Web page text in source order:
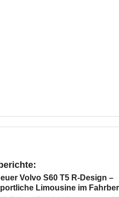
Volvo S60 T5 R-Design –
Limousine im